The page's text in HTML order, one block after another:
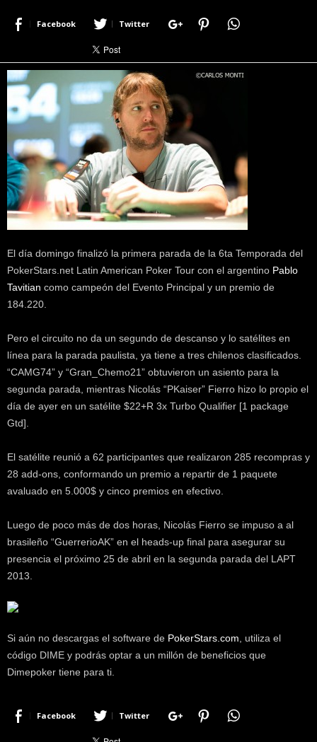
Facebook Twitter
El día domingo finalizó la primera parada de la 6ta Temporada del
PokerStars.net Latin American Poker Tour con el argentino Pablo
Tavitian como campeón del Evento Principal y un premio de
184.220.
Pero el circuito no da un segundo de descanso y lo satélites en
línea para la parada paulista, ya tiene a tres chilenos clasificados.
“CAMG74” y “Gran_Chemo21” obtuvieron un asiento para la
segunda parada, mientras Nicolás “PKaiser” Fierro hizo lo propio el
día de ayer en un satélite $22+R 3x Turbo Qualifier [1 package
Gtd].
El satélite reunió a 62 participantes que realizaron 285 recompras y
28 add-ons, conformando un premio a repartir de 1 paquete
avaluado en 5.000$ y cinco premios en efectivo.
Luego de poco más de dos horas, Nicolás Fierro se impuso a al
brasileño “GuerrerioAK” en el heads-up final para asegurar su
presencia el próximo 25 de abril en la segunda parada del LAPT
2013.
Si aún no descargas el software de PokerStars.com , utiliza el
código DIME y podrás optar a un millón de beneficios que
Dimepoker tiene para ti.
Facebook Twitter